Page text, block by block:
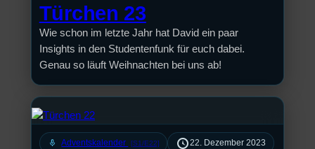
Türchen 23
Wie schon im letzte Jahr hat David ein paar
Insights in den Studentenfunk für euch dabei.
Genau so läuft Weihnachten bei uns ab!
mic Adventskalender [S1/E22] 22. Dezember 2023